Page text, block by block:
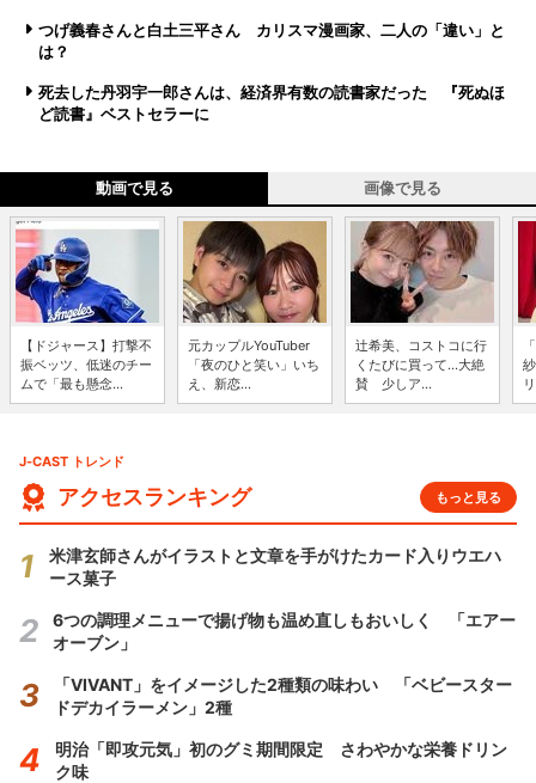
つげ義春さんと白土三平さん カリスマ漫画家、二人の「違い」と
は？
死去した丹羽宇一郎さんは、経済界有数の読書家だった 『死ぬほ
ど読書』ベストセラーに
動画で見る 画像で見る
【ドジャース】打撃不
振ベッツ、低迷のチー
ムで「最も懸念...
元カップルYouTuber
「夜のひと笑い」いち
え、新恋...
辻希美、コストコに行
くたびに買って...大絶
賛 少しア...
J-CAST トレンド
アクセスランキング もっと見る
米津玄師さんがイラストと文章を手がけたカード入りウエハ
ース菓子
6つの調理メニューで揚げ物も温め直しもおいしく 「エアー
オーブン」
「VIVANT」をイメージした2種類の味わい 「ベビースター
ドデカイラーメン」2種
明治「即攻元気」初のグミ期間限定 さわやかな栄養ドリン
ク味